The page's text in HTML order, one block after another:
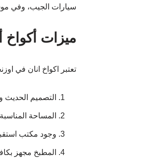
سيارات الجيب، وفي
ميزات أكواخ
تعتبر اكواخ انان في
التصميم الحديث
المساحة
وجود مكتب
المطبخ مجهز